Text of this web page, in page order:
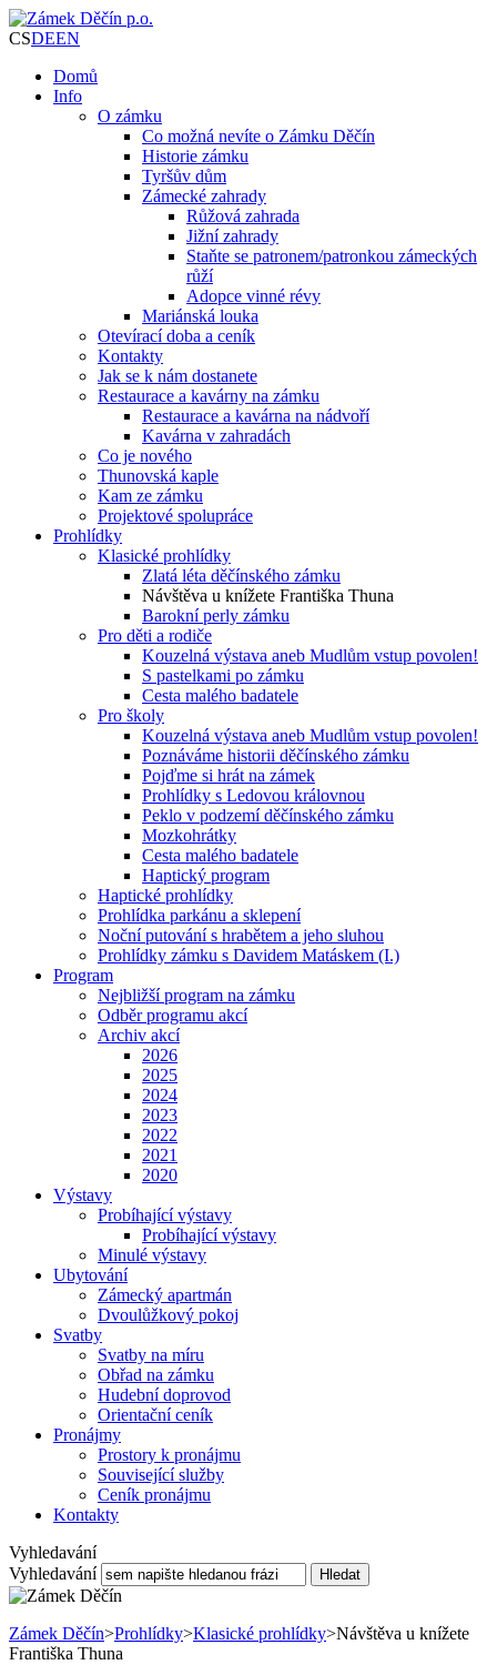
CSDEEN
Domů
Info
O zámku
Co možná nevíte o Zámku Děčín
Historie zámku
Tyršův dům
Zámecké zahrady
Růžová zahrada
Jižní zahrady
Staňte se patronem/patronkou zámeckých
růží
Adopce vinné révy
Mariánská louka
Otevírací doba a ceník
Kontakty
Jak se k nám dostanete
Restaurace a kavárny na zámku
Restaurace a kavárna na nádvoří
Kavárna v zahradách
Co je nového
Thunovská kaple
Kam ze zámku
Projektové spolupráce
Prohlídky
Klasické prohlídky
Zlatá léta děčínského zámku
Návštěva u knížete Františka Thuna
Barokní perly zámku
Pro děti a rodiče
Kouzelná výstava aneb Mudlům vstup povolen!
S pastelkami po zámku
Cesta malého badatele
Pro školy
Kouzelná výstava aneb Mudlům vstup povolen!
Poznáváme historii děčínského zámku
Pojďme si hrát na zámek
Prohlídky s Ledovou královnou
Peklo v podzemí děčínského zámku
Mozkohrátky
Cesta malého badatele
Haptický program
Haptické prohlídky
Prohlídka parkánu a sklepení
Noční putování s hrabětem a jeho sluhou
Prohlídky zámku s Davidem Matáskem (I.)
Program
Nejbližší program na zámku
Odběr programu akcí
Archiv akcí
2026
2025
2024
2023
2022
2021
2020
Výstavy
Probíhající výstavy
Probíhající výstavy
Minulé výstavy
Ubytování
Zámecký apartmán
Dvoulůžkový pokoj
Svatby
Svatby na míru
Obřad na zámku
Hudební doprovod
Orientační ceník
Pronájmy
Prostory k pronájmu
Související služby
Ceník pronájmu
Kontakty
Vyhledavání
Vyhledavání
Hledat
Zámek Děčín>Prohlídky>Klasické prohlídky>Návštěva u knížete
Františka Thuna